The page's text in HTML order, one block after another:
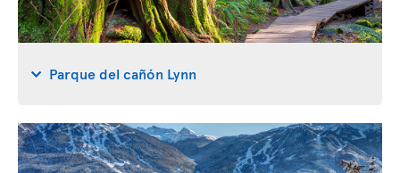
Parque del cañón Lynn